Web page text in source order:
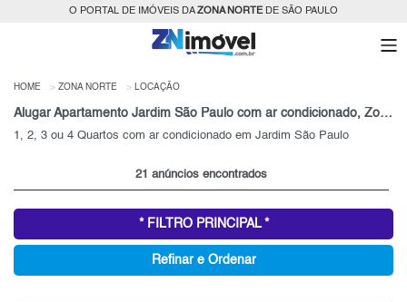
O PORTAL DE IMÓVEIS DAZONA NORTEDE SÃO PAULO
HOME ZONA NORTE LOCAÇÃO
Alugar Apartamento Jardim São Paulo com ar condicionado, Zona Norte, SP
1, 2, 3 ou 4 Quartos com ar condicionado em Jardim São Paulo
21 anúncios encontrados
* FILTRO PRINCIPAL *
Refinar e Ordenar